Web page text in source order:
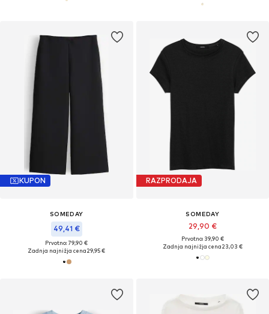
KUPON
SOMEDAY
49,41 €
Prvotno: 79,90 €
Zadnja najnižja cena29,95 €
RAZPRODAJA
SOMEDAY
29,90 €
Prvotno: 39,90 €
Zadnja najnižja cena23,03 €